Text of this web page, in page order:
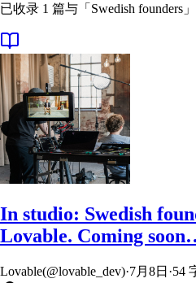
已收录 1 篇与「Swedish founders
In studio: Swedish
Lovable. Coming
Lovable(@lovable_dev)·7月8日 ·54